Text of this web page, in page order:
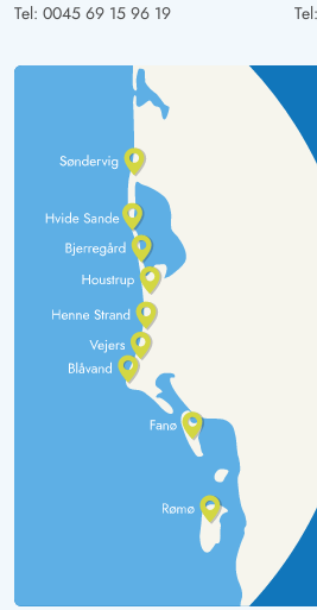
Tel: 0045 69 15 96 19
Tel: